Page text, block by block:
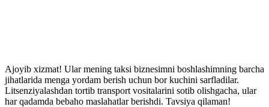
Ajoyib xizmat! Ular mening taksi biznesimni boshlashimning barcha
jihatlarida menga yordam berish uchun bor kuchini sarfladilar.
Litsenziyalashdan tortib transport vositalarini sotib olishgacha, ular
har qadamda bebaho maslahatlar berishdi. Tavsiya qilaman!